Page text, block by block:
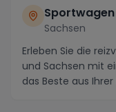
Sachsen
Erleben Sie die
und Sachsen mit
das Beste aus